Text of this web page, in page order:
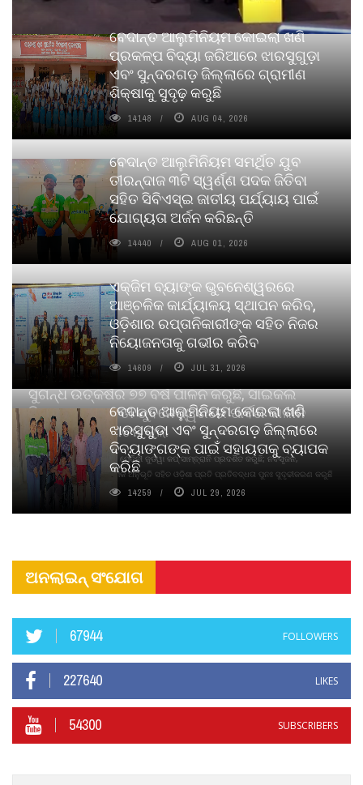
ସୁଗନ୍ଧ ଉତ୍କର୍ଷର ୭୭ ବର୍ଷ ପାଳନ କରୁଛି, ସାଇକଲ
ପିୟୋର୍‌ ଅଗରବତୀ ଭୁବନେଶ୍ୱରରେ ପାର୍ବଣ କାଳୀନ
ନବସୃଜନ ଉନ୍ମୋଚନ କଲା
ବାଉଁଶ ବିହୀନ କଠିନ ଧୂପ ଏବଂ ମେଦିନୀ ଜୁଡୱା କପ୍‌ ସାମ୍ବ୍ରାନି ପ୍ରଦର୍ଶିତ କରୁଛି; ନବସୃଜନ,
ଦୀର୍ଘସ୍ଥାୟିତା ଏବଂ ଆଧ୍ୟାତ୍ମିକ ଅନୁଭୂତି ସହିତ ଓଡ଼ିଶା ପ୍ରତି ପ୍ରତିବଦ୍ଧତା ପୁନଃ ସୁଦୃଢୀକରଣ କରୁଛି
ବେଦାନ୍ତ ଆଲୁମିନିୟମ କୋଇଲା ଖଣି
ପ୍ରକଳ୍ପ ବିଦ୍ୟା ଜରିଆରେ ଝାରସୁଗୁଡ଼ା
ଏବଂ ସୁନ୍ଦରଗଡ଼ ଜିଲ୍ଲାରେ ଗ୍ରାମୀଣ
ଶିକ୍ଷାକୁ ସୁଦୃଢ଼ କରୁଛି
14148 AUG 04, 2026
ବେଦାନ୍ତ ଆଲୁମିନିୟମ ସମର୍ଥିତ ଯୁବ
ତୀରନ୍ଦାଜ ୩ଟି ସ୍ୱର୍ଣ୍ଣ ପଦକ ଜିତିବା
ସହିତ ସିବିଏସ୍ଇ ଜାତୀୟ ପର୍ଯ୍ୟାୟ ପାଇଁ
ଯୋଗ୍ୟତା ଅର୍ଜନ କରିଛନ୍ତି
14440 AUG 01, 2026
ଏକ୍ଜିମ ବ୍ୟାଙ୍କ ଭୁବନେଶ୍ୱରରେ
ଆଞ୍ଚଳିକ କାର୍ଯ୍ୟାଳୟ ସ୍ଥାପନ କରିବ,
ଓଡ଼ିଶାର ରପ୍ତାନିକାରୀଙ୍କ ସହିତ ନିଜର
ନିୟୋଜନତାକୁ ଗଭୀର କରିବ
14609 JUL 31, 2026
ବେଦାନ୍ତ ଆଲୁମିନିୟମ କୋଇଲା ଖଣି
ଝାରସୁଗୁଡା ଏବଂ ସୁନ୍ଦରଗଡ଼ ଜିଲ୍ଲାରେ
ଦିବ୍ୟାଙ୍ଗଙ୍କ ପାଇଁ ସହାୟତାକୁ ବ୍ୟାପକ
କରିଛି
14259 JUL 29, 2026
ଅନଲାଇନ୍ ସଂଯୋଗ
67944 FOLLOWERS
227640 LIKES
54300 SUBSCRIBERS